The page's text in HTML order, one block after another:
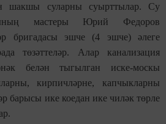
шакшы суларны суырттылар. Су
мастеры Юрий Федоров
бригадасы эшче (4 эшче) әлеге
төзәттеләр. Алар канализация
белән тыгылган иске-москы
кирпичләрне, капчыкларны
барысы ике коедан ике чиләк төрле